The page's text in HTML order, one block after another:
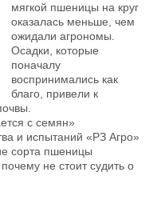
мягкой пшеницы на круг
оказалась меньше, чем
ожидали агрономы.
Осадки, которые
поначалу
воспринимались как
благо, привели к
с семян»
и испытаний «РЗ Агро»
сорта пшеницы
не стоит судить о